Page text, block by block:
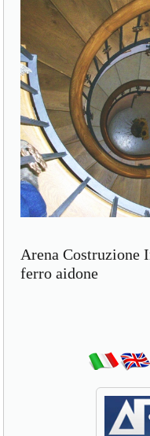
Arena Costruzione
ferro aidone